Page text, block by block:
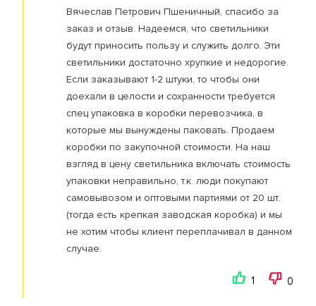
Вячеслав Петрович Пшеничный, спасибо за
заказ и отзыв. Надеемся, что светильники
будут приносить пользу и служить долго. Эти
светильники достаточно хрупкие и недорогие.
Если заказывают 1-2 штуки, то чтобы они
доехали в целости и сохранности требуется
спец упаковка в коробки перевозчика, в
которые мы вынуждены паковать. Продаем
коробки по закупочной стоимости. На наш
взгляд в цену светильника включать стоимость
упаковки неправильно, т.к. люди покупают
самовывозом и оптовыми партиями от 20 шт.
(тогда есть крепкая заводская коробка) и мы
не хотим чтобы клиент переплачивал в данном
случае.
1 0